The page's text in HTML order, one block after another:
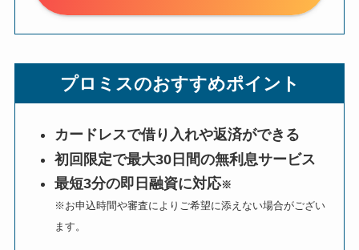
プロミスのおすすめポイント
カードレスで借り入れや返済ができる
初回限定で最大30日間の無利息サービス
最短3分の即日融資に対応※
※お申込時間や審査によりご希望に添えない場合がござい
ます。